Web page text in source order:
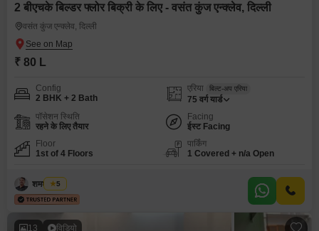
2 बीएचके बिल्डर फ्लोर बिक्री के लिए - वसंत कुंज एन्क्लेव, दिल्ली
वसंत कुंज एन्क्लेव, दिल्ली
₹ 80 L
Config
2 BHK + 2 Bath
एरिया बिल्ट-अप एरिया
75 वर्ग यार्ड
पॉसेशन स्थिति
रहने के लिए तैयार
Facing
ईस्ट Facing
Floor
1st of 4 Floors
पार्किंग
1 Covered + n/a Open
शमशेर खान
5
13 विडियो